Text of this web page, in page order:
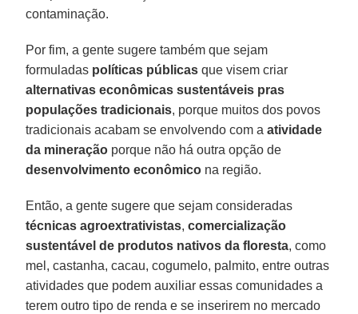
contaminação.
Por fim, a gente sugere também que sejam
formuladas políticas públicas que visem criar
alternativas econômicas sustentáveis pras
populações tradicionais, porque muitos dos povos
tradicionais acabam se envolvendo com aatividade
da mineração porque não há outra opção de
desenvolvimento econômico na região.
Então, a gente sugere que sejam consideradas
técnicas agroextrativistas,comercialização
sustentável de produtos nativos da floresta, como
mel, castanha, cacau, cogumelo, palmito, entre outras
atividades que podem auxiliar essas comunidades a
terem outro tipo de renda e se inserirem no mercado